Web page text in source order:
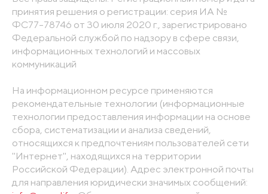
принятия решения о регистрации: серия ИА №
ФС77-78746 от 30 июля 2020 г., зарегистрировано
Федеральной службой по надзору в сфере связи,
информационных технологий и массовых
коммуникаций
На информационном ресурсе применяются
рекомендательные технологии (информационные
технологии предоставления информации на основе
сбора, систематизации и анализа сведений,
относящихся к предпочтениям пользователей сети
"Интернет", находящихся на территории
Российской Федерации). Адрес электронной почты
для направления юридически значимых сообщений: